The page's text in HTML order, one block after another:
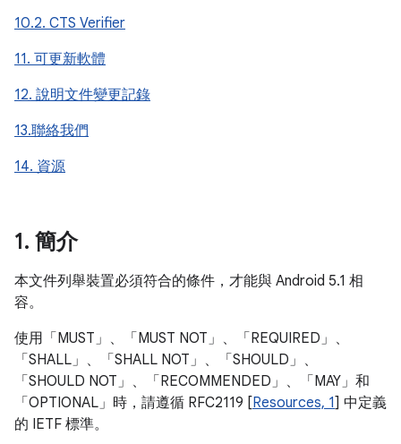
10.2. CTS Verifier
11. 可更新軟體
12. 說明文件變更記錄
13.聯絡我們
14. 資源
1. 簡介
本文件列舉裝置必須符合的條件，才能與 Android 5.1 相
容。
使用「MUST」、「MUST NOT」、「REQUIRED」、
「SHALL」、「SHALL NOT」、「SHOULD」、
「SHOULD NOT」、「RECOMMENDED」、「MAY」和
「OPTIONAL」時，請遵循 RFC2119 [Resources, 1] 中定義
的 IETF 標準。